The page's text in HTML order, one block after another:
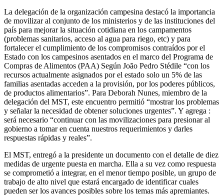
La delegación de la organización campesina destacó la importancia
de movilizar al conjunto de los ministerios y de las instituciones del
país para mejorar la situación cotidiana en los campamentos
(problemas sanitarios, acceso al agua para riego, etc) y para
fortalecer el cumplimiento de los compromisos contraídos por el
Estado con los campesinos asentados en el marco del Programa de
Compras de Alimentos (PAA) Según João Pedro Stédile “con los
recursos actualmente asignados por el estado solo un 5% de las
familias asentadas acceden a la provisión, por los poderes públicos,
de productos alimentarios”. Para Deborah Nunes, miembro de la
delegación del MST, este encuentro permitió “mostrar los problemas
y señalar la necesidad de obtener soluciones urgentes”. Y agrega :
será necesario “continuar con las movilizaciones para presionar al
gobierno a tomar en cuenta nuestros requerimientos y darles
respuestas rápidas y reales”.
El MST, entregó a la presidente un documento con el detalle de diez
medidas de urgente puesta en marcha. Ella a su vez como respuesta
se comprometió a integrar, en el menor tiempo posible, un grupo de
trabajo de alto nivel que estará encargado de identificar cuales
pueden ser los avances posibles sobre los temas más apremiantes.